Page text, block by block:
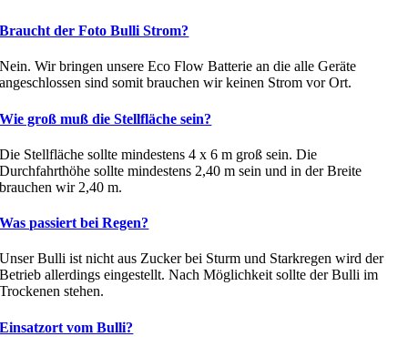
Braucht der Foto Bulli Strom?
Nein. Wir bringen unsere Eco Flow Batterie an die alle Geräte
angeschlossen sind somit brauchen wir keinen Strom vor Ort.
Wie groß muß die Stellfläche sein?
Die Stellfläche sollte mindestens 4 x 6 m groß sein. Die
Durchfahrthöhe sollte mindestens 2,40 m sein und in der Breite
brauchen wir 2,40 m.
Was passiert bei Regen?
Unser Bulli ist nicht aus Zucker bei Sturm und Starkregen wird der
Betrieb allerdings eingestellt. Nach Möglichkeit sollte der Bulli im
Trockenen stehen.
Einsatzort vom Bulli?